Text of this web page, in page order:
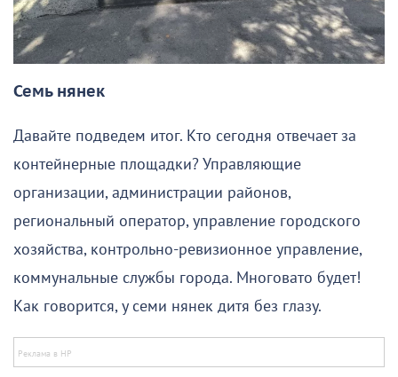
Семь нянек
Давайте подведем итог. Кто сегодня отвечает за
контейнерные площадки? Управляющие
организации, администрации районов,
региональный оператор, управление городского
хозяйства, контрольно-ревизионное управление,
коммунальные службы города. Многовато будет!
Как говорится, у семи нянек дитя без глазу.